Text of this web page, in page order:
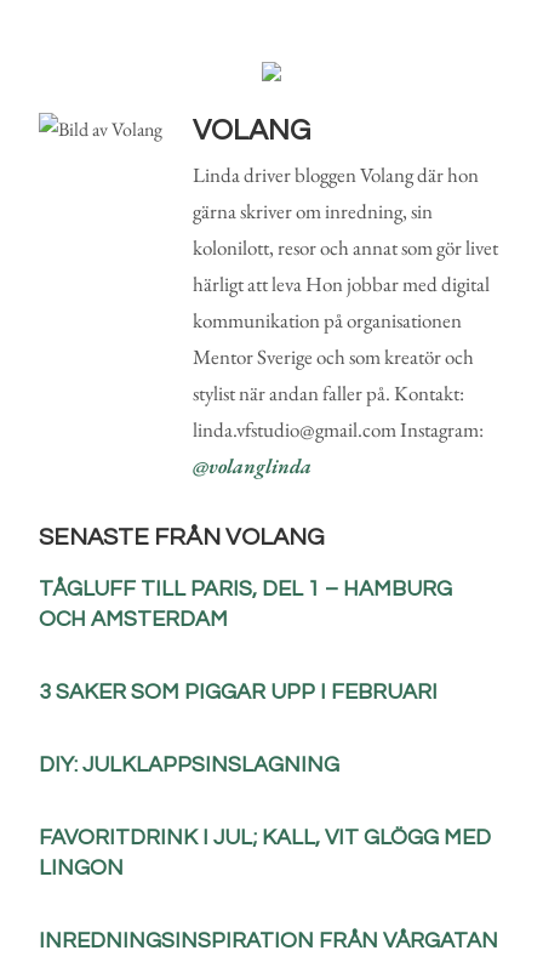
VOLANG
Linda driver bloggen Volang där hon
gärna skriver om inredning, sin
kolonilott, resor och annat som gör livet
härligt att leva Hon jobbar med digital
kommunikation på organisationen
Mentor Sverige och som kreatör och
stylist när andan faller på. Kontakt:
linda.vfstudio@gmail.com Instagram:
@volanglinda
SENASTE FRÅN VOLANG
TÅGLUFF TILL PARIS, DEL 1 – HAMBURG
OCH AMSTERDAM
3 SAKER SOM PIGGAR UPP I FEBRUARI
DIY: JULKLAPPSINSLAGNING
FAVORITDRINK I JUL; KALL, VIT GLÖGG MED
LINGON
INREDNINGSINSPIRATION FRÅN VÅRGATAN